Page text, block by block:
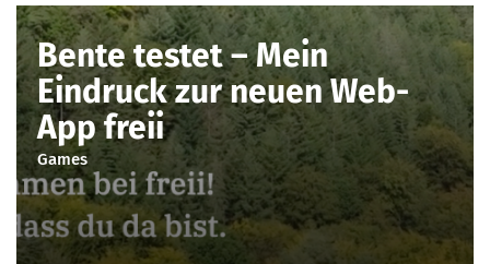
Bente testet – Mein
Eindruck zur neuen Web-
App freii
Games